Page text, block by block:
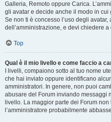
Galleria, Remoto oppure Carica.
gli avatar e decide anche il modo in
Se non ti è concesso l’uso degli
dell’amministrazione, e devi chiedere
Top
Qual è il mio livello e come faccio a
I livelli, compaiono sotto al tuo nome
che hai inviato oppure identificano
amministratori. In genere, non puoi
abusare del Forum inviando messaggi
livello. La maggior parte dei Forum
l’amministratore probabilmente